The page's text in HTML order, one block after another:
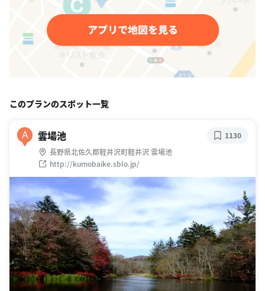
このプランのスポット一覧
A 雲場池
長野県北佐久郡軽井沢町軽井沢 雲場池
http://kumobaike.sblo.jp/
1130